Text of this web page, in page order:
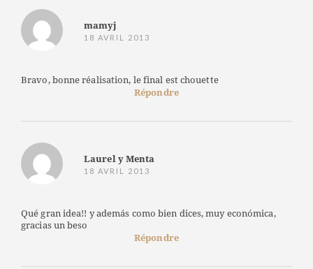
mamyj
18 AVRIL 2013
Bravo, bonne réalisation, le final est chouette
Répondre
Laurel y Menta
18 AVRIL 2013
Qué gran idea!! y además como bien dices, muy económica,
gracias un beso
Répondre